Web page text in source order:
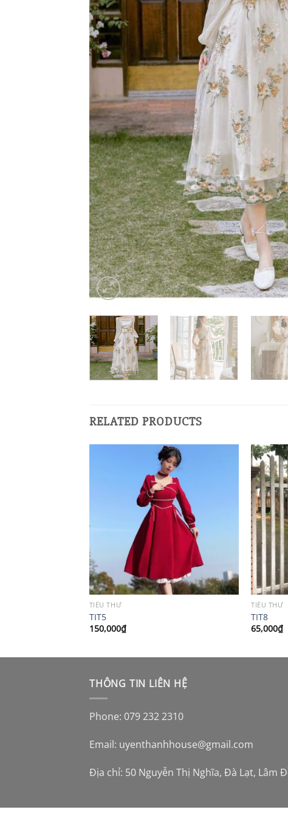
RELATED PRODUCTS
TIỂU THƯ
TIT5
150,000₫
TIỂU THƯ
TIT8
65,000₫
THÔNG TIN LIÊN HỆ
Phone: 079 232 2310
Email: uyenthanhhouse@gmail.com
Địa chỉ: 50 Nguyễn Thị Nghĩa, Đà Lạt, Lâm